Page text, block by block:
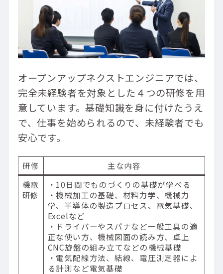
オープンアップネクストエンジニアでは、
完全未経験者を対象とした４つの研修を用
意しています。基礎知識を身に付けたうえ
で、仕事を始められるので、未経験者でも
安心です。
研修
主な内容
機電
研修
・10日間でものづくりの基礎が学べる
・機械加工の基礎、材料力学、機械力
学、半導体の製造プロセス、電気基礎、
Excelなど
・ドライバーやスパナなど一般工具の適
正な使い方、機械図面の読み方、卓上
CNC旋盤の組み立てなどの機械基礎
・電気配線方法、結線、電圧測定器によ
る計測など電気基礎